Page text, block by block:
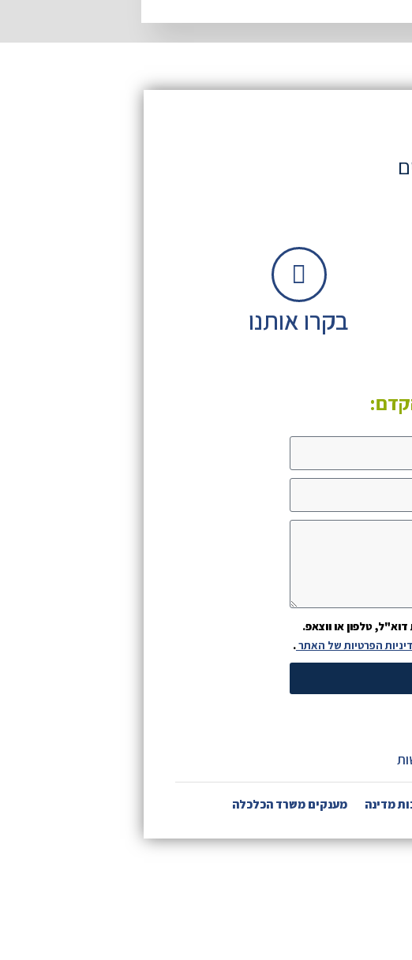
בקרו אותנו
טלפון או ווצאפ.
הפרטיות של האתר.
מדינה מענקים משרד הכלכלה